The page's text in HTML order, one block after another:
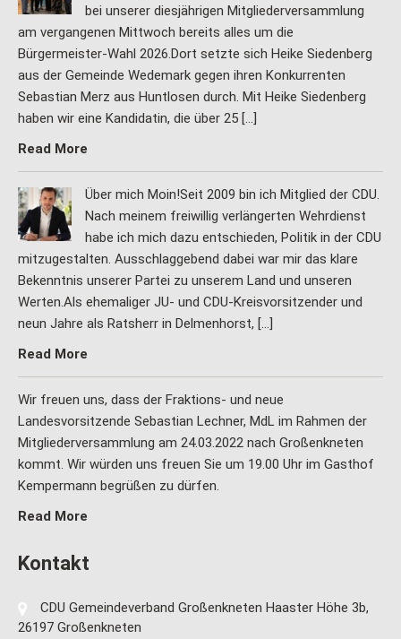
bei unserer diesjährigen Mitgliederversammlung
am vergangenen Mittwoch bereits alles um die
Bürgermeister-Wahl 2026.Dort setzte sich Heike Siedenberg
aus der Gemeinde Wedemark gegen ihren Konkurrenten
Sebastian Merz aus Huntlosen durch. Mit Heike Siedenberg
haben wir eine Kandidatin, die über 25 […]
Read More
Über mich Moin!Seit 2009 bin ich Mitglied der CDU.
Nach meinem freiwillig verlängerten Wehrdienst
habe ich mich dazu entschieden, Politik in der CDU
mitzugestalten. Ausschlaggebend dabei war mir das klare
Bekenntnis unserer Partei zu unserem Land und unseren
Werten.Als ehemaliger JU- und CDU-Kreisvorsitzender und
neun Jahre als Ratsherr in Delmenhorst, […]
Read More
Wir freuen uns, dass der Fraktions- und neue
Landesvorsitzende Sebastian Lechner, MdL im Rahmen der
Mitgliederversammlung am 24.03.2022 nach Großenkneten
kommt. Wir würden uns freuen Sie um 19.00 Uhr im Gasthof
Kempermann begrüßen zu dürfen.
Read More
Kontakt
CDU Gemeindeverband Großenkneten Haaster Höhe 3b,
26197 Großenkneten